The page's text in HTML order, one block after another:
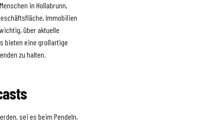
in Hollabrunn,
Immobilien
über aktuelle
bieten eine großartige
zu halten.
sei es beim Pendeln,